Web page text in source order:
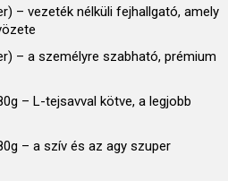
– vezeték nélküli fejhallgató, amely
– a személyre szabható, prémium
– L-tejsavval kötve, a legjobb
– a szív és az agy szuper